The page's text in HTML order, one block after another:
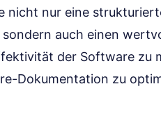
nicht nur eine
auch einen
der Software zu
Dokumentation zu